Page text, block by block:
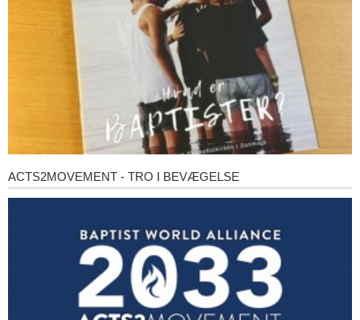
Acts2Movement
ACTS2MOVEMENT - TRO I BEVÆGELSE